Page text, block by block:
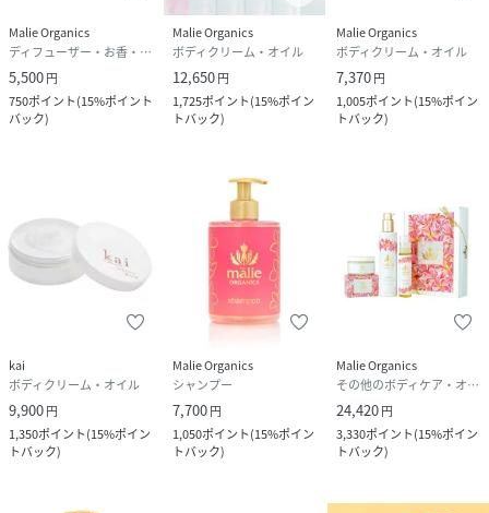
Malie Organics
ディフューザー・お香・アロマオイル・キャンドル
5,500円
750ポイント(15%ポイント
バック)
Malie Organics
ボディクリーム・オイル
12,650円
1,725ポイント(15%ポイン
トバック)
Malie Organics
ボディクリーム・オイル
7,370円
1,005ポイント(15%ポイン
トバック)
kai
ボディクリーム・オイル
9,900円
1,350ポイント(15%ポイン
トバック)
Malie Organics
シャンプー
7,700円
1,050ポイント(15%ポイン
トバック)
Malie Organics
その他のボディケア・オーラルケア
24,420円
3,330ポイント(15%ポイン
トバック)